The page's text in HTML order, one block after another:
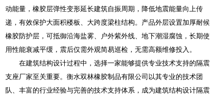
动能量，橡胶层弹性变形延长建筑自振周期，降低地震能量向上传
递，有效保护大面积楼板、大跨度梁柱结构。产品外层设置加厚耐候
橡胶防护层，可抵御沿海盐雾、户外紫外线、地下潮湿腐蚀，长期使
用性能衰减平缓，震后仅需外观简易巡检，无需高额维修投入。
在建筑结构设计过程中，选择一家能够提供专业技术支持的隔震
支座厂家至关重要。衡水双林橡胶制品有限公司以其专业的技术团
队、丰富的行业经验与完善的技术支持体系，成为建筑结构设计隔震